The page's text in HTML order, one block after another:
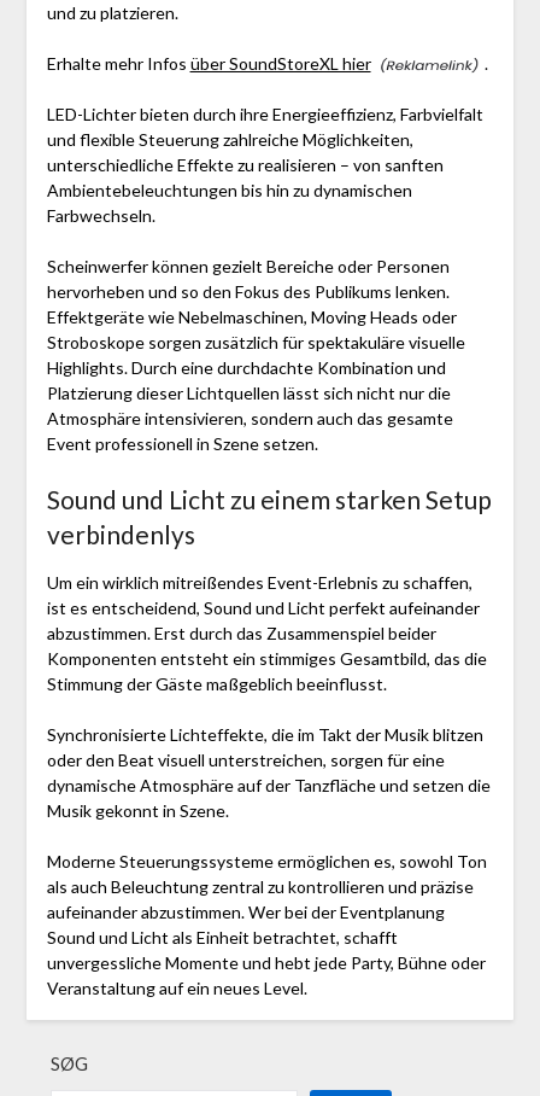
und zu platzieren.
Erhalte mehr Infos über SoundStoreXL hier .
LED-Lichter bieten durch ihre Energieeffizienz, Farbvielfalt
und flexible Steuerung zahlreiche Möglichkeiten,
unterschiedliche Effekte zu realisieren – von sanften
Ambientebeleuchtungen bis hin zu dynamischen
Farbwechseln.
Scheinwerfer können gezielt Bereiche oder Personen
hervorheben und so den Fokus des Publikums lenken.
Effektgeräte wie Nebelmaschinen, Moving Heads oder
Stroboskope sorgen zusätzlich für spektakuläre visuelle
Highlights. Durch eine durchdachte Kombination und
Platzierung dieser Lichtquellen lässt sich nicht nur die
Atmosphäre intensivieren, sondern auch das gesamte
Event professionell in Szene setzen.
Sound und Licht zu einem starken Setup
verbindenlys
Um ein wirklich mitreißendes Event-Erlebnis zu schaffen,
ist es entscheidend, Sound und Licht perfekt aufeinander
abzustimmen. Erst durch das Zusammenspiel beider
Komponenten entsteht ein stimmiges Gesamtbild, das die
Stimmung der Gäste maßgeblich beeinflusst.
Synchronisierte Lichteffekte, die im Takt der Musik blitzen
oder den Beat visuell unterstreichen, sorgen für eine
dynamische Atmosphäre auf der Tanzfläche und setzen die
Musik gekonnt in Szene.
Moderne Steuerungssysteme ermöglichen es, sowohl Ton
als auch Beleuchtung zentral zu kontrollieren und präzise
aufeinander abzustimmen. Wer bei der Eventplanung
Sound und Licht als Einheit betrachtet, schafft
unvergessliche Momente und hebt jede Party, Bühne oder
Veranstaltung auf ein neues Level.
SØG